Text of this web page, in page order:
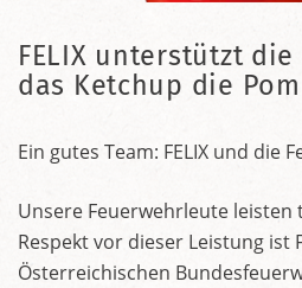
FELIX unterstützt
das Ketchup die
Ein gutes Team: FELIX und die
Unsere Feuerwehrleute leisten
Respekt vor dieser Leistung ist
Österreichischen